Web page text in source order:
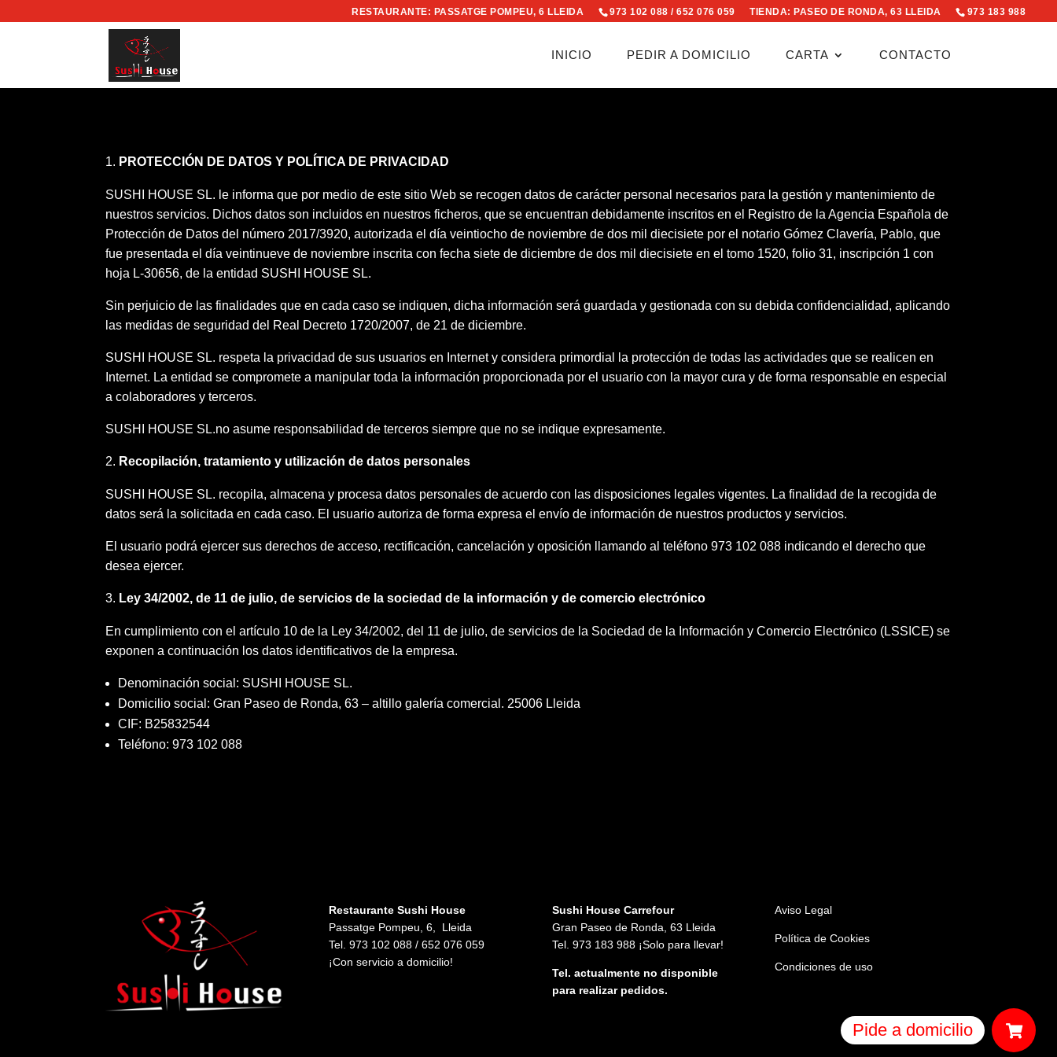
RESTAURANTE: PASSATGE POMPEU, 6 LLEIDA 973 102 088 / 652 076 059 TIENDA: PASEO DE RONDA, 63 LLEIDA 973 183 988
INICIO PEDIR A DOMICILIO CARTA CONTACTO
PROTECCIÓN DE DATOS Y POLÍTICA DE PRIVACIDAD
SUSHI HOUSE SL. le informa que por medio de este sitio Web se recogen datos de carácter personal necesarios para la gestión y mantenimiento de
nuestros servicios. Dichos datos son incluidos en nuestros ficheros, que se encuentran debidamente inscritos en el Registro de la Agencia Española de
Protección de Datos del número 2017/3920, autorizada el día veintiocho de noviembre de dos mil diecisiete por el notario Gómez Clavería, Pablo, que
fue presentada el día veintinueve de noviembre inscrita con fecha siete de diciembre de dos mil diecisiete en el tomo 1520, folio 31, inscripción 1 con
hoja L-30656, de la entidad SUSHI HOUSE SL.
Sin perjuicio de las finalidades que en cada caso se indiquen, dicha información será guardada y gestionada con su debida confidencialidad, aplicando
las medidas de seguridad del Real Decreto 1720/2007, de 21 de diciembre.
SUSHI HOUSE SL. respeta la privacidad de sus usuarios en Internet y considera primordial la protección de todas las actividades que se realicen en
Internet. La entidad se compromete a manipular toda la información proporcionada por el usuario con la mayor cura y de forma responsable en especial
a colaboradores y terceros.
SUSHI HOUSE SL.no asume responsabilidad de terceros siempre que no se indique expresamente.
Recopilación, tratamiento y utilización de datos personales
SUSHI HOUSE SL. recopila, almacena y procesa datos personales de acuerdo con las disposiciones legales vigentes. La finalidad de la recogida de
datos será la solicitada en cada caso. El usuario autoriza de forma expresa el envío de información de nuestros productos y servicios.
El usuario podrá ejercer sus derechos de acceso, rectificación, cancelación y oposición llamando al teléfono 973 102 088 indicando el derecho que
desea ejercer.
Ley 34/2002, de 11 de julio, de servicios de la sociedad de la información y de comercio electrónico
En cumplimiento con el artículo 10 de la Ley 34/2002, del 11 de julio, de servicios de la Sociedad de la Información y Comercio Electrónico (LSSICE) se
exponen a continuación los datos identificativos de la empresa.
Denominación social: SUSHI HOUSE SL.
Domicilio social: Gran Paseo de Ronda, 63 – altillo galería comercial. 25006 Lleida
CIF: B25832544
Teléfono: 973 102 088
Restaurante Sushi House
Passatge Pompeu, 6, Lleida
Tel. 973 102 088 / 652 076 059
¡Con servicio a domicilio!
Sushi House Carrefour
Gran Paseo de Ronda, 63 Lleida
Tel. 973 183 988 ¡Solo para llevar!
Tel. actualmente no disponible
para realizar pedidos.
Aviso Legal
Política de Cookies
Condiciones de uso